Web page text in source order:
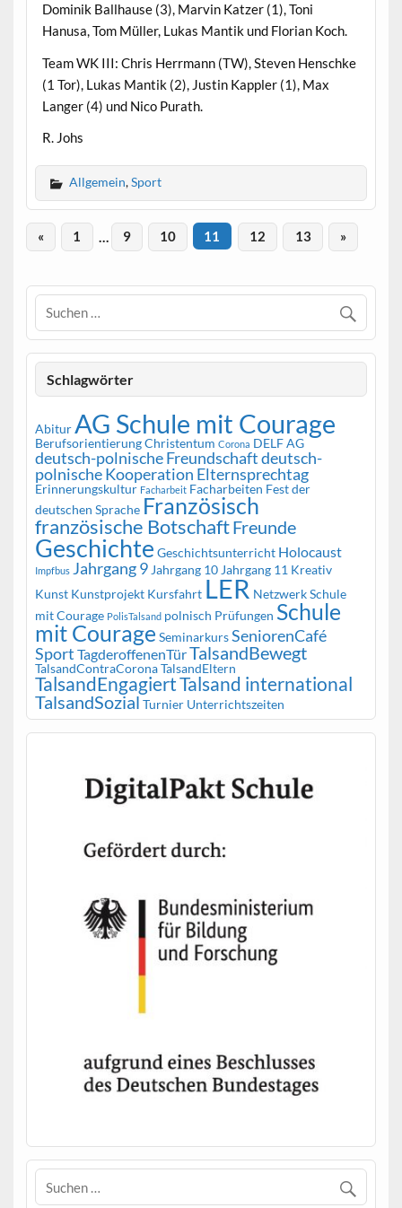
Dominik Ballhause (3), Marvin Katzer (1), Toni
Hanusa, Tom Müller, Lukas Mantik und Florian Koch.
Team WK III: Chris Herrmann (TW), Steven Henschke
(1 Tor), Lukas Mantik (2), Justin Kappler (1), Max
Langer (4) und Nico Purath.
R. Johs
Allgemein,Sport
« 1 9 10 11 12 13 »
Schlagwörter
AbiturAG Schule mit Courage
BerufsorientierungChristentum Corona DELF AG
deutsch-polnische Freundschaftdeutsch-
polnische Kooperation Elternsprechtag
Erinnerungskultur Facharbeit Facharbeiten Fest der
deutschen Sprache Französisch
französische BotschaftFreunde
Geschichte Geschichtsunterricht Holocaust
Impfbus Jahrgang 9 Jahrgang 10 Jahrgang 11 Kreativ
Kunst Kunstprojekt Kursfahrt LER Netzwerk Schule
mit Courage PolisTalsand polnisch Prüfungen Schule
mit Courage SeminarkursSeniorenCafé
Sport TagderoffenenTürTalsandBewegt
TalsandContraCoronaTalsandEltern
TalsandEngagiertTalsand international
TalsandSozial Turnier Unterrichtszeiten